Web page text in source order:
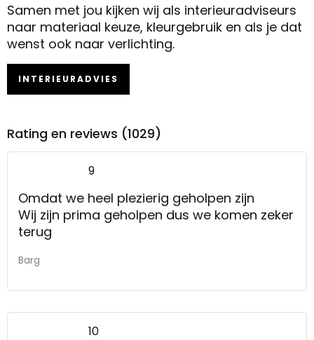
Samen met jou kijken wij als interieuradviseurs
naar materiaal keuze, kleurgebruik en als je dat
wenst ook naar verlichting.
INTERIEURADVIES
Rating en reviews (1029)
9
Omdat we heel plezierig geholpen zijn
Wij zijn prima geholpen dus we komen zeker
terug
Barg
10